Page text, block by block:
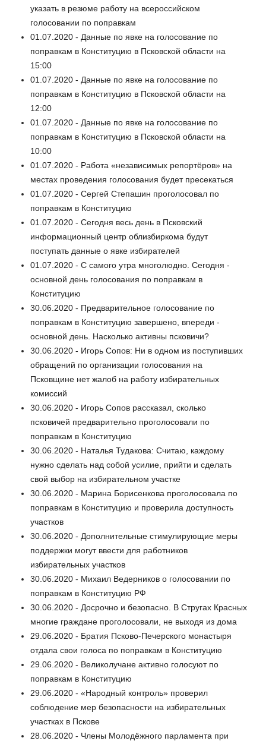
указать в резюме работу на всероссийском
голосовании по поправкам
01.07.2020 - Данные по явке на голосование по
поправкам в Конституцию в Псковской области на
15:00
01.07.2020 - Данные по явке на голосование по
поправкам в Конституцию в Псковской области на
12:00
01.07.2020 - Данные по явке на голосование по
поправкам в Конституцию в Псковской области на
10:00
01.07.2020 - Работа «независимых репортёров» на
местах проведения голосования будет пресекаться
01.07.2020 - Сергей Степашин проголосовал по
поправкам в Конституцию
01.07.2020 - Сегодня весь день в Псковский
информационный центр облизбиркома будут
поступать данные о явке избирателей
01.07.2020 - С самого утра многолюдно. Сегодня -
основной день голосования по поправкам в
Конституцию
30.06.2020 - Предварительное голосование по
поправкам в Конституцию завершено, впереди -
основной день. Насколько активны псковичи?
30.06.2020 - Игорь Сопов: Ни в одном из поступивших
обращений по организации голосования на
Псковщине нет жалоб на работу избирательных
комиссий
30.06.2020 - Игорь Сопов рассказал, сколько
псковичей предварительно проголосовали по
поправкам в Конституцию
30.06.2020 - Наталья Тудакова: Считаю, каждому
нужно сделать над собой усилие, прийти и сделать
свой выбор на избирательном участке
30.06.2020 - Марина Борисенкова проголосовала по
поправкам в Конституцию и проверила доступность
участков
30.06.2020 - Дополнительные стимулирующие меры
поддержки могут ввести для работников
избирательных участков
30.06.2020 - Михаил Ведерников о голосовании по
поправкам в Конституцию РФ
30.06.2020 - Досрочно и безопасно. В Стругах Красных
многие граждане проголосовали, не выходя из дома
29.06.2020 - Братия Псково-Печерского монастыря
отдала свои голоса по поправкам в Конституцию
29.06.2020 - Великолучане активно голосуют по
поправкам в Конституцию
29.06.2020 - «Народный контроль» проверил
соблюдение мер безопасности на избирательных
участках в Пскове
28.06.2020 - Члены Молодёжного парламента при